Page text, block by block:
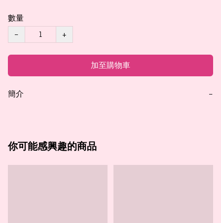
數量
−
+
加至購物車
簡介 −
你可能感興趣的商品